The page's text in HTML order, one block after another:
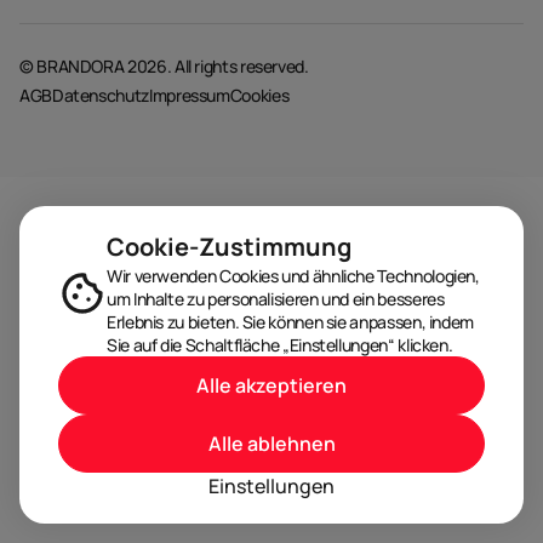
© BRANDORA 2026. All rights reserved.
AGBDatenschutzImpressumCookies
Cookie-Zustimmung
Wir verwenden Cookies und ähnliche Technologien,
um Inhalte zu personalisieren und ein besseres
Erlebnis zu bieten. Sie können sie anpassen, indem
Sie auf die Schaltfläche „Einstellungen“ klicken.
Einstellungen
Alle ablehnen
Alle akzeptieren